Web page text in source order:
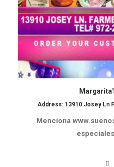
Address: 13910 Josey Ln
Menciona